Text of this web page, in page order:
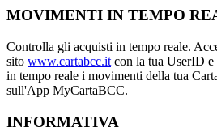
MOVIMENTI IN TEMPO
Controlla gli acquisti in tempo reale.
sito www.cartabcc.it con la tua UserID e
in tempo reale i movimenti della tua
sull'App MyCartaBCC.
INFORMATIVA